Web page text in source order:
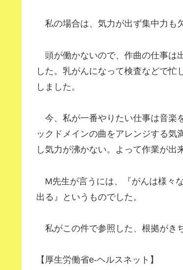
私の場合は、気力が出ず集中力も
頭が働かないので、作曲の仕事は
した。乳がんになって検査などで忙
しました。
今、私が一番やりたい仕事は音楽
ックドメインの曲をアレンジする気
し気力が沸かない。よって作業が出
M先生が言うには、『がんは様々
出る』というものでした。
私がこの件で参照した、根拠がき
【厚生労働省e-ヘルスネット】